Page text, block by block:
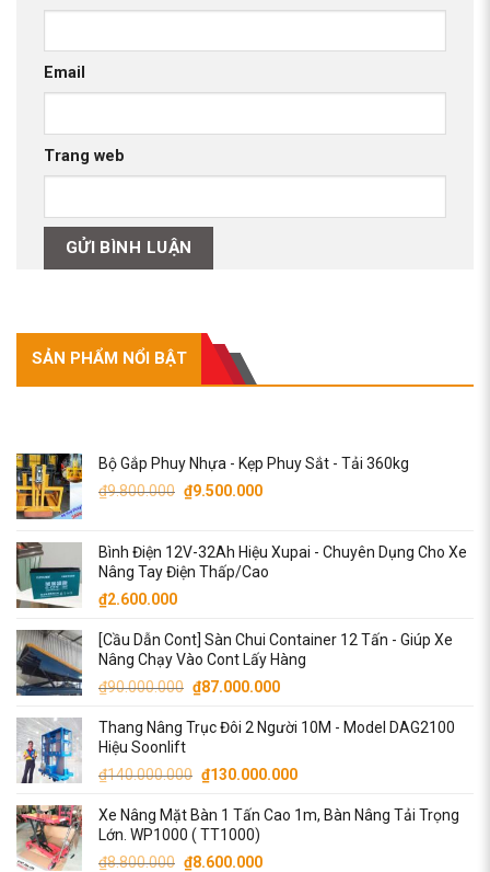
Email
Trang web
SẢN PHẨM NỔI BẬT
Bộ Gắp Phuy Nhựa - Kẹp Phuy Sắt - Tải 360kg
₫9.800.000 Giá
₫9.800.000.
₫9.500.000Giá
là:
₫9.500.000.
Bình Điện 12V-32Ah Hiệu Xupai - Chuyên Dụng Cho Xe
Nâng Tay Điện Thấp/Cao
₫2.600.000
[Cầu Dẫn Cont] Sàn Chui Container 12 Tấn - Giúp Xe
Nâng Chạy Vào Cont Lấy Hàng
₫90.000.000 Giá
là:
₫87.000.000Giá
tại
₫87.000.000.
Thang Nâng Trục Đôi 2 Người 10M - Model DAG2100
Hiệu Soonlift
₫140.000.000 Giá
là:
₫140.000.000.
₫130.000.000Giá
tại
Xe Nâng Mặt Bàn 1 Tấn Cao 1m, Bàn Nâng Tải Trọng
Lớn. WP1000 ( TT1000)
₫8.800.000 Giá
₫8.600.000Giá